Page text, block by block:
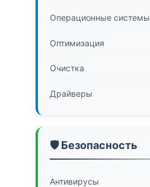
Операционные системы
Оптимизация
Очистка
Драйверы
🛡️ Безопасность
Антивирусы